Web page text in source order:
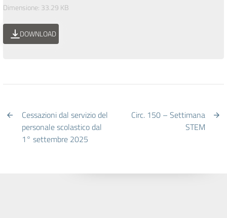
Dimensione: 33.29 KB
DOWNLOAD
Cessazioni dal servizio del
personale scolastico dal
1° settembre 2025
Circ. 150 – Settimana
STEM